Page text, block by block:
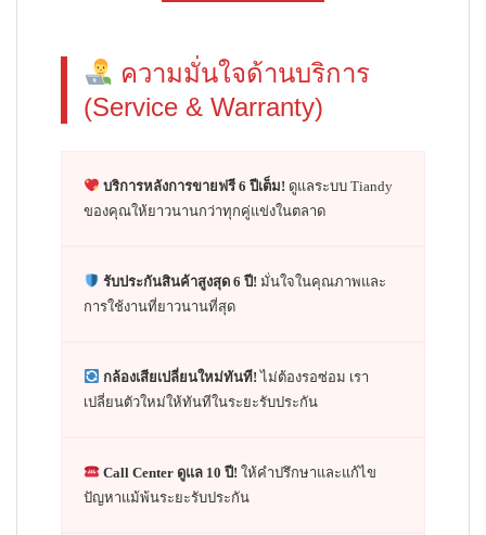
ความมั่นใจด้านบริการ
(Service & Warranty)
บริการหลังการขายฟรี 6 ปีเต็ม! ดูแลระบบ Tiandy
ของคุณให้ยาวนานกว่าทุกคู่แข่งในตลาด
รับประกันสินค้าสูงสุด 6 ปี! มั่นใจในคุณภาพและ
การใช้งานที่ยาวนานที่สุด
กล้องเสียเปลี่ยนใหม่ทันที! ไม่ต้องรอซ่อม เรา
เปลี่ยนตัวใหม่ให้ทันทีในระยะรับประกัน
Call Center ดูแล 10 ปี! ให้คำปรึกษาและแก้ไข
ปัญหาแม้พ้นระยะรับประกัน